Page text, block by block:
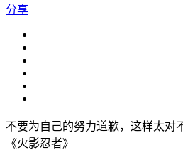
分享
不要为自己的努力道歉，这样太对
《火影忍者》